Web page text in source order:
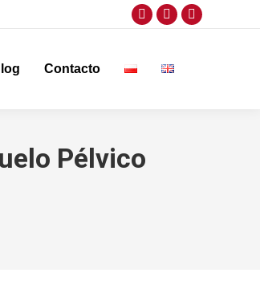
Facebook
opens
Twitter
opens
Instagram
Contacto
Pélvico